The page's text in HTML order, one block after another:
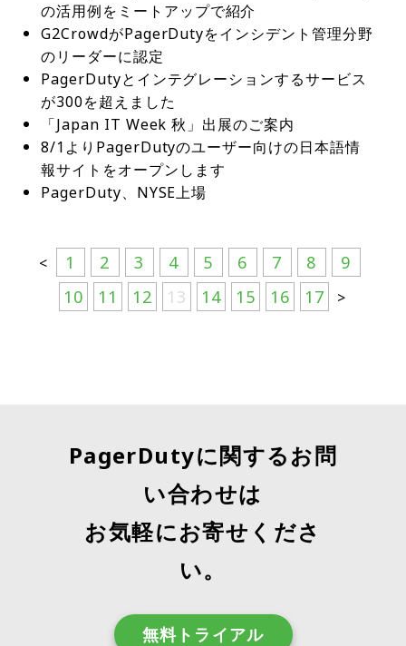
ションの詳細を確認し、アプリケーションのリスト
ページから最新バージョンをダウンロードして欲し
い。
の活用例をミートアップで紹介
G2CrowdがPagerDutyをインシデント管理分野
のリーダーに認定
PagerDutyとインテグレーションするサービス
が300を超えました
「Japan IT Week 秋」出展のご案内
8/1よりPagerDutyのユーザー向けの日本語情
報サイトをオープンします
PagerDuty、NYSE上場
< 1 2 3 4 5 6 7 8
9
10
11 12 13 14 15 16 17 >
PagerDutyに関するお問
い合わせは
お気軽にお寄せくださ
い。
無料トライアル